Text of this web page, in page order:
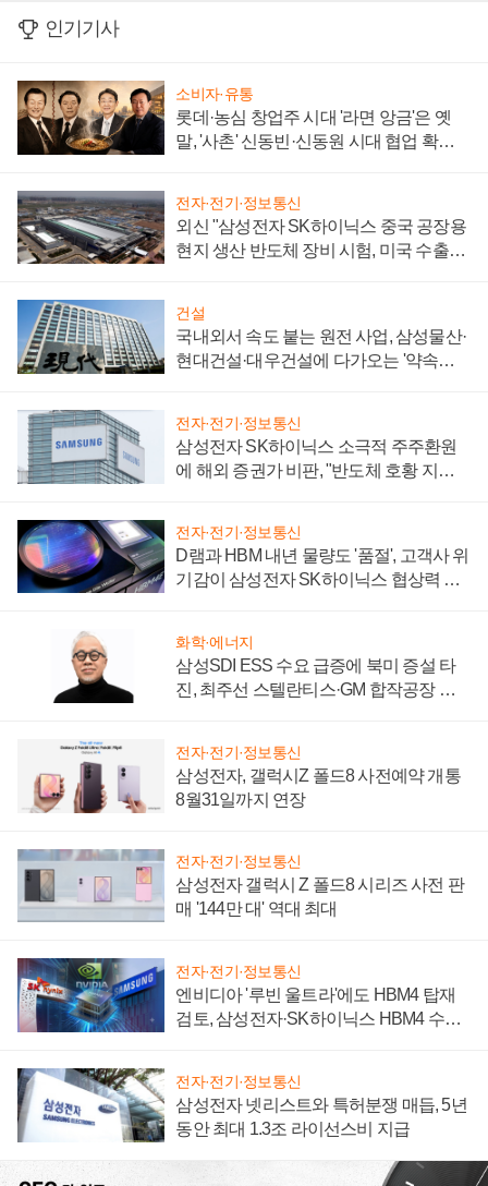
인기기사
소비자·유통
롯데·농심 창업주 시대 '라면 앙금'은 옛
말, '사촌' 신동빈·신동원 시대 협업 확대
전자·전기·정보통신
외신 "삼성전자 SK하이닉스 중국 공장용
현지 생산 반도체 장비 시험, 미국 수출통
건설
국내외서 속도 붙는 원전 사업, 삼성물산·
현대건설·대우건설에 다가오는 '약속의
전자·전기·정보통신
삼성전자 SK하이닉스 소극적 주주환원
에 해외 증권가 비판, "반도체 호황 지속
전자·전기·정보통신
D램과 HBM 내년 물량도 '품절', 고객사 위
기감이 삼성전자 SK하이닉스 협상력 더
화학·에너지
삼성SDI ESS 수요 급증에 북미 증설 타
진, 최주선 스텔란티스·GM 합작공장 건
전자·전기·정보통신
삼성전자, 갤럭시Z 폴드8 사전예약 개통
8월31일까지 연장
전자·전기·정보통신
삼성전자 갤럭시 Z 폴드8 시리즈 사전 판
매 '144만 대' 역대 최대
전자·전기·정보통신
엔비디아 '루빈 울트라'에도 HBM4 탑재
검토, 삼성전자·SK하이닉스 HBM4 수율
전자·전기·정보통신
삼성전자 넷리스트와 특허분쟁 매듭, 5년
동안 최대 1.3조 라이선스비 지급